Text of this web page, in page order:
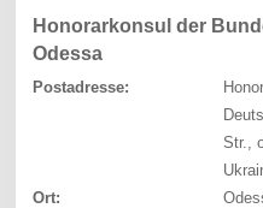
Honorarkonsul der
Odessa
Postadresse:
Str.,
Ort: